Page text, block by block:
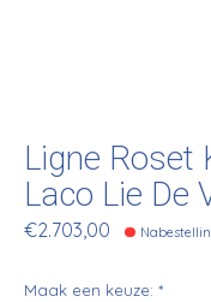
Ligne Roset
Laco Lie De
€2.703,00
Maak een keuze: *